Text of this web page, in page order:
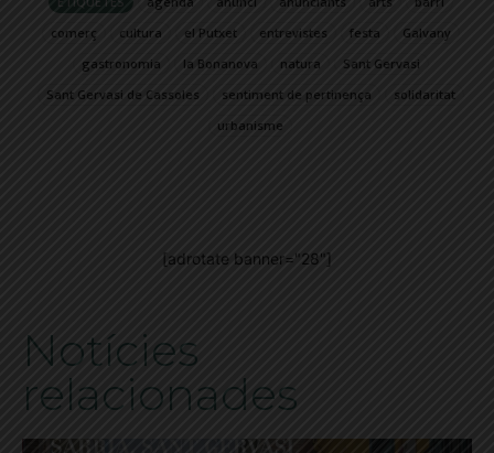
comerç
cultura el Putxet entrevistes festa
Galvany
gastronomia
la Bonanova natura
Sant Gervasi
Sant Gervasi de Cassoles
sentiment de pertinença
solidaritat
urbanisme
[adrotate banner="28"]
Notícies
relacionades